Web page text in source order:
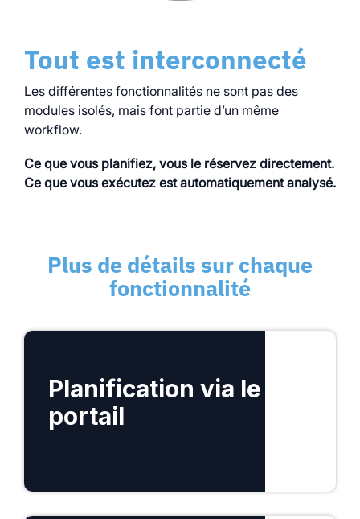
Tout est interconnecté
Les différentes fonctionnalités ne sont pas des
modules isolés, mais font partie d’un même
workflow.
Ce que vous planifiez, vous le réservez directement.
Ce que vous exécutez est automatiquement analysé.
Plus de détails sur chaque
fonctionnalité
Planification via le
portail